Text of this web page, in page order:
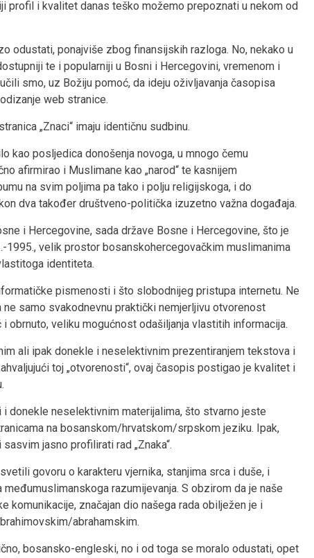
profil i kvalitet danas teško možemo prepoznati u nekom od
odustati, ponajviše zbog finansijskih razloga. No, nekako u
te i popularniji u Bosni i Hercegovini, vremenom i
smo, uz Božiju pomoć, da ideju oživljavanja časopisa
web stranice.
„Znaci“ imaju identičnu sudbinu.
kao posljedica donošenja novoga, u mnogo čemu
afirmirao i Muslimane kao „narod“ te kasnijem
na svim poljima pa tako i polju religijskoga, i do
dva također društveno-politička izuzetno važna događaja.
i Hercegovine, sada države Bosne i Hercegovine, što je
1995., velik prostor bosanskohercegovačkim muslimanima
identiteta.
pismenosti i što slobodnijeg pristupa internetu. Ne
samo svakodnevnu praktički nemjerljivu otvorenost
obrnuto, veliku mogućnost odašiljanja vlastitih informacija.
ali ipak donekle i neselektivnim prezentiranjem tekstova i
toj „otvorenosti“, ovaj časopis postigao je kvalitet i
i donekle neselektivnim materijalima, što stvarno jeste
na bosanskom/hrvatskom/srpskom jeziku. Ipak,
jasno profilirati rad „Znaka“.
govoru o karakteru vjernika, stanjima srca i duše, i
razumijevanja. S obzirom da je naše
komunikacije, značajan dio našega rada obilježen je i
abrahamskim.
bosansko-engleski, no i od toga se moralo odustati, opet